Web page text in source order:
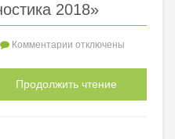
2018»
Комментарии отключены
Продолжить чтение